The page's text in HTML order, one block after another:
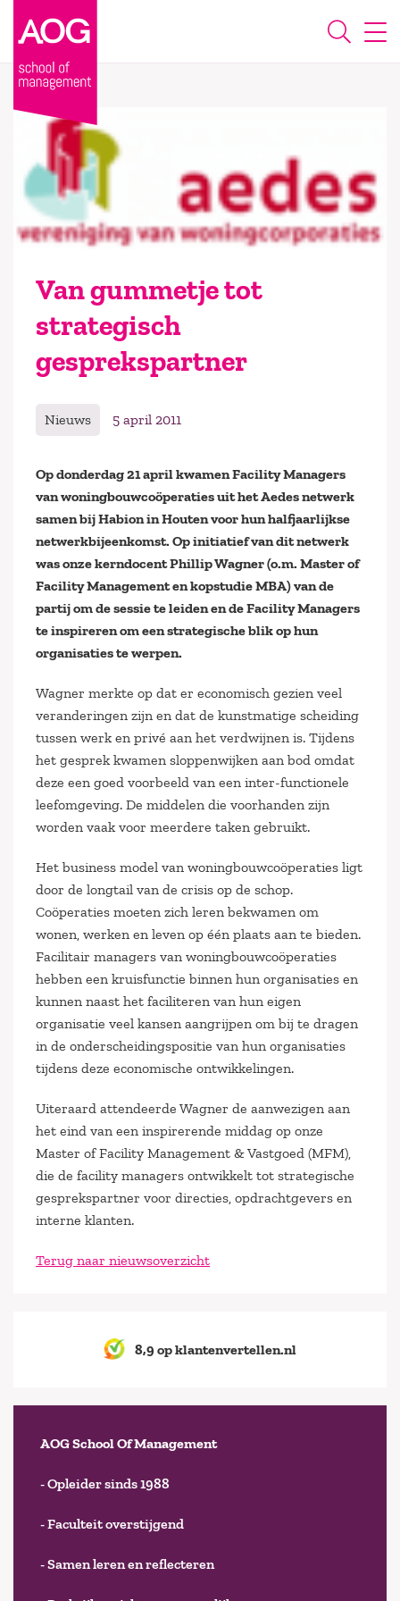
Van gummetje tot
strategisch
gesprekspartner
Nieuws 5 april 2011
Op donderdag 21 april kwamen Facility Managers
van woningbouwcoöperaties uit het Aedes netwerk
samen bij Habion in Houten voor hun halfjaarlijkse
netwerkbijeenkomst. Op initiatief van dit netwerk
was onze kerndocent Phillip Wagner (o.m. Master of
Facility Management en kopstudie MBA) van de
partij om de sessie te leiden en de Facility Managers
te inspireren om een strategische blik op hun
organisaties te werpen.
Wagner merkte op dat er economisch gezien veel
veranderingen zijn en dat de kunstmatige scheiding
tussen werk en privé aan het verdwijnen is. Tijdens
het gesprek kwamen sloppenwijken aan bod omdat
deze een goed voorbeeld van een inter-functionele
leefomgeving. De middelen die voorhanden zijn
worden vaak voor meerdere taken gebruikt.
Het business model van woningbouwcoöperaties ligt
door de longtail van de crisis op de schop.
Coöperaties moeten zich leren bekwamen om
wonen, werken en leven op één plaats aan te bieden.
Facilitair managers van woningbouwcoöperaties
hebben een kruisfunctie binnen hun organisaties en
kunnen naast het faciliteren van hun eigen
organisatie veel kansen aangrijpen om bij te dragen
in de onderscheidingspositie van hun organisaties
tijdens deze economische ontwikkelingen.
Uiteraard attendeerde Wagner de aanwezigen aan
het eind van een inspirerende middag op onze
Master of Facility Management & Vastgoed (MFM),
die de facility managers ontwikkelt tot strategische
gesprekspartner voor directies, opdrachtgevers en
interne klanten.
Terug naar nieuwsoverzicht
8,9 op klantenvertellen.nl
AOG School Of Management
- Opleider sinds 1988
- Faculteit overstijgend
- Samen leren en reflecteren